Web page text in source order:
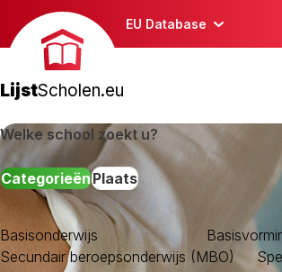
EU Database
LijstScholen.eu
Welke school zoekt u?
CategorieënPlaats
Basisonderwijs
Secundair beroepsonderwijs (MBO)